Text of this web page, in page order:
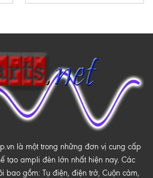
là một trong những đơn vị cung cấp
tạo ampli đèn lớn nhất hiện nay. Các
bao gồm: Tụ điện, điện trở, Cuộn cảm,